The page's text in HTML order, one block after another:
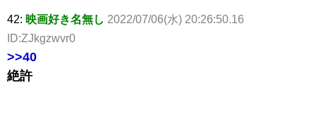
42: 映画好き名無し 2022/07/06(水) 20:26:50.16
ID:ZJkgzwvr0
>>40
絶許